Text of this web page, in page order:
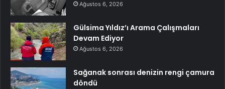
Ağustos 6, 2026
Gülsima Yıldız’ı Arama Çalışmaları
Devam Ediyor
Ağustos 6, 2026
Sağanak sonrası denizin rengi çamura
döndü